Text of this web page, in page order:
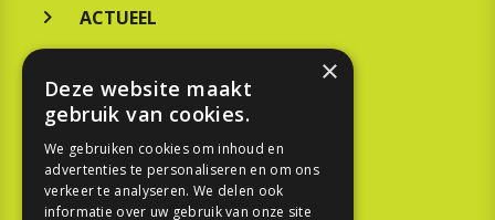
ACTUEEL
KOOPGIDS
TESTEN
SPORT
×
Deze website maakt
gebruik van cookies.
We gebruiken cookies om inhoud en
advertenties te personaliseren en om ons
verkeer te analyseren. We delen ook
informatie over uw gebruik van onze site